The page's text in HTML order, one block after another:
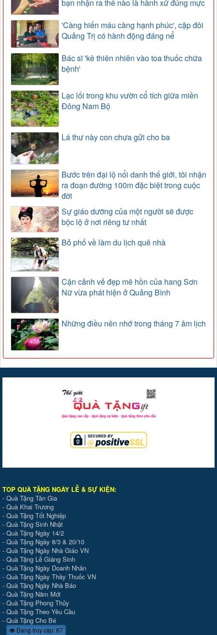
bạn nhận ra thế nào là hành xử đúng mực
'Càng hiến máu càng hạnh phúc', cặp đôi
Quảng Trị có hành động đáng nể
Bác sĩ 'kê thiên nhiên vào toa thuốc chữa
bệnh'
Lạc lối trong khu vườn cổ tích giữa miền
Đông Nam Bộ
Lá thư này con chưa gửi cho ba
Bước trên đại lộ nổi danh thế giới, tôi nhận
ra đoạn đường 100m đặc biệt trong cuộc
đời
Sự giáo dưỡng của một người sẽ được
bộc lộ ở nơi riêng tư nhất
Bỏ phố về làm du lịch quê nhà
Cận cảnh vẻ đẹp mê hồn của hang Sơn
Nữ vừa phát hiện ở Quảng Bình
Những điều nên nhớ trong tháng 7 âm lịch
TOP QUÀ TẶNG NGÀY LỄ & SỰ KIỆN:
- Quà Tặng Tân Gia
- Quà Khai Trương
- Quà Tặng Tốt Nghiệp
- Quà Tặng Sinh Nhật
- Quà Tặng Ngày 14/2
- Quà Tặng Ngày 8/3 & 20/10
- Quà Tặng Ngày Nhà Giáo VN
- Quà Tặng Lễ Giáng Sinh
- Quà Tặng Ngày Doanh Nhân
- Quà Tặng Ngày Thầy Thuốc VN
- Quà Tặng Ngày Nhà Báo
- Quà Tặng Năm Mới
- Quà Tặng Phong Thủy
- Quà Tặng Theo Yêu Cầu
- Quà Tặng Cho Bé
Đang truy cập: 67